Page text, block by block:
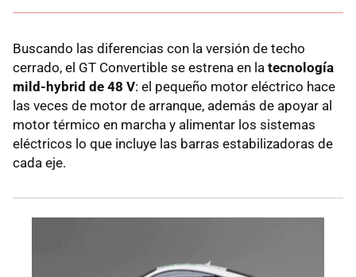
Buscando las diferencias con la versión de techo
cerrado, el GT Convertible se estrena en la tecnología
mild-hybrid de 48 V: el pequeño motor eléctrico hace
las veces de motor de arranque, además de apoyar al
motor térmico en marcha y alimentar los sistemas
eléctricos lo que incluye las barras estabilizadoras de
cada eje.